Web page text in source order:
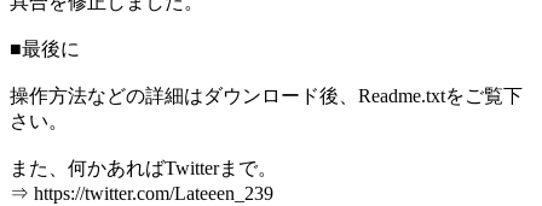
■最後に
操作方法などの詳細はダウンロード後、Readme.txtをご覧下
さい。
また、何かあればTwitterまで。
⇒ https://twitter.com/Lateeen_239